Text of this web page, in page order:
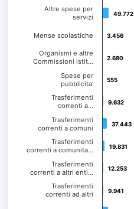
49.772
49.772
3.456
3.456
2.680
2.680
555
555
9.632
9.632
37.443
37.443
19.831
19.831
12.253
12.253
9.941
9.941
Altre spese per
servizi
Mense scolastiche
Organismi e altre
Commissioni istit…
Spese per
pubblicita'
Trasferimenti
correnti a…
Trasferimenti
correnti a comuni
Trasferimenti
correnti a comunita…
Trasferimenti
correnti a altri enti…
Trasferimenti
correnti ad altri